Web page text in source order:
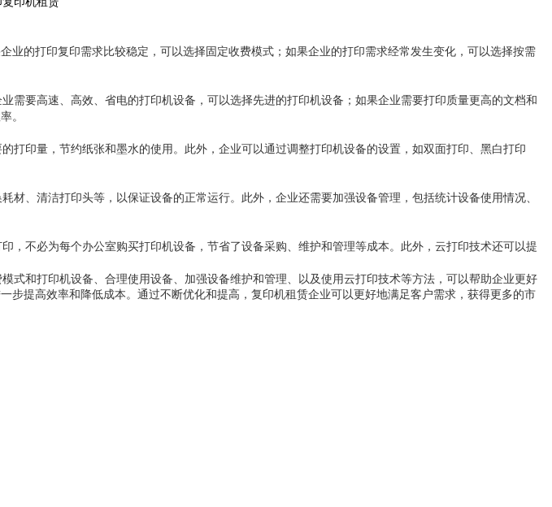
的打印复印需求比较稳定，可以选择固定收费模式；如果企业的打印需求经常发生变化，可以选择按需
要高速、高效、省电的打印机设备，可以选择先进的打印机设备；如果企业需要打印质量更高的文档和
。
印量，节约纸张和墨水的使用。此外，企业可以通过调整打印机设备的设置，如双面打印、黑白打印
、清洁打印头等，以保证设备的正常运行。此外，企业还需要加强设备管理，包括统计设备使用情况、
不必为每个办公室购买打印机设备，节省了设备采购、维护和管理等成本。此外，云打印技术还可以提
和打印机设备、合理使用设备、加强设备维护和管理、以及使用云打印技术等方法，可以帮助企业更好
提高效率和降低成本。通过不断优化和提高，复印机租赁企业可以更好地满足客户需求，获得更多的市